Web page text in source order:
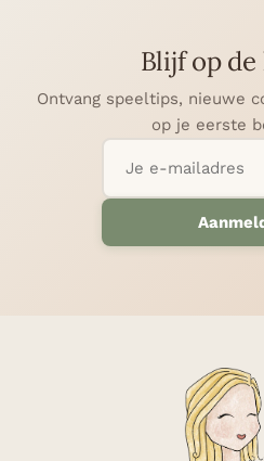
Blijf op
Ontvang speeltips, nieuwe
op je eerste